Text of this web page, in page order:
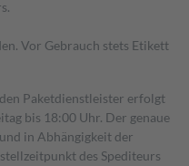
Vor Gebrauch stets Etikett
Paketdienstleister erfolgt
bis 18:00 Uhr. Der genaue
in Abhängigkeit der
des Spediteurs